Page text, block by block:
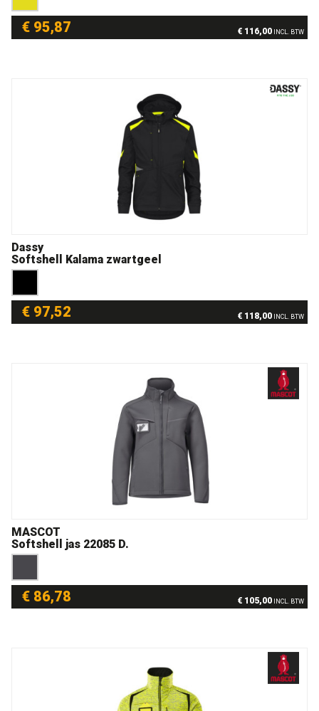
€ 95,87 € 116,00 INCL. BTW
Dassy
Softshell Kalama zwartgeel
€ 97,52 € 118,00 INCL. BTW
MASCOT
Softshell jas 22085 D.
€ 86,78 € 105,00 INCL. BTW